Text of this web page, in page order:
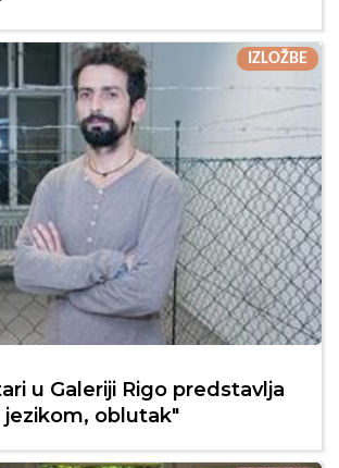
IZLOŽBE
u Galeriji Rigo predstavlja
jezikom, oblutak"